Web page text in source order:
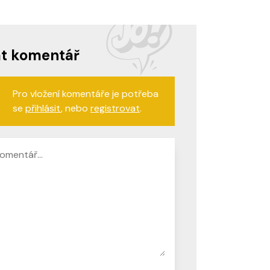
komentář
Pro vložení komentáře je potřeba
se přihlásit, nebo registrovat.